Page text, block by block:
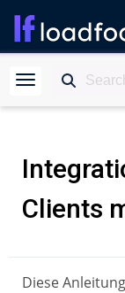
Clients
Diese